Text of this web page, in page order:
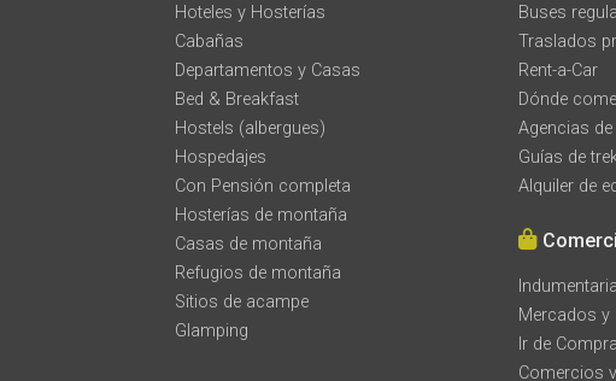
Hoteles y Hosterías
Cabañas
Departamentos y Casas
Bed & Breakfast
Hostels (albergues)
Hospedajes
Con Pensión completa
Hosterías de montaña
Casas de montaña
Refugios de montaña
Sitios de acampe
Glamping
Buses
Traslados
Rent-a-Car
Dónde
Agencias de
Guías de
Alquiler de
Indumentaria
Mercados y
Ir de
Comercios